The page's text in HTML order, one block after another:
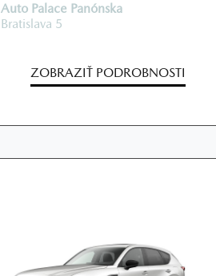
Auto Palace Panónska
Bratislava 5
ZOBRAZIŤ PODROBNOSTI